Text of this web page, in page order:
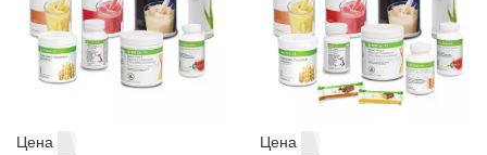
Цена
Цена